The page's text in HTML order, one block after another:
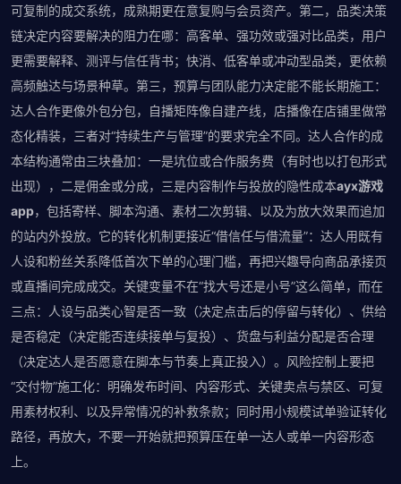
可复制的成交系统，成熟期更在意复购与会员资产。第二，品类决策
链决定内容要解决的阻力在哪：高客单、强功效或强对比品类，用户
更需要解释、测评与信任背书；快消、低客单或冲动型品类，更依赖
高频触达与场景种草。第三，预算与团队能力决定能不能长期施工：
达人合作更像外包分包，自播矩阵像自建产线，店播像在店铺里做常
态化精装，三者对“持续生产与管理”的要求完全不同。达人合作的成
本结构通常由三块叠加：一是坑位或合作服务费（有时也以打包形式
出现），二是佣金或分成，三是内容制作与投放的隐性成本ayx游戏
app，包括寄样、脚本沟通、素材二次剪辑、以及为放大效果而追加
的站内外投放。它的转化机制更接近“借信任与借流量”：达人用既有
人设和粉丝关系降低首次下单的心理门槛，再把兴趣导向商品承接页
或直播间完成成交。关键变量不在“找大号还是小号”这么简单，而在
三点：人设与品类心智是否一致（决定点击后的停留与转化）、供给
是否稳定（决定能否连续接单与复投）、货盘与利益分配是否合理
（决定达人是否愿意在脚本与节奏上真正投入）。风险控制上要把
“交付物”施工化：明确发布时间、内容形式、关键卖点与禁区、可复
用素材权利、以及异常情况的补救条款；同时用小规模试单验证转化
路径，再放大，不要一开始就把预算压在单一达人或单一内容形态
上。